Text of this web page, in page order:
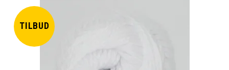
TILBUD